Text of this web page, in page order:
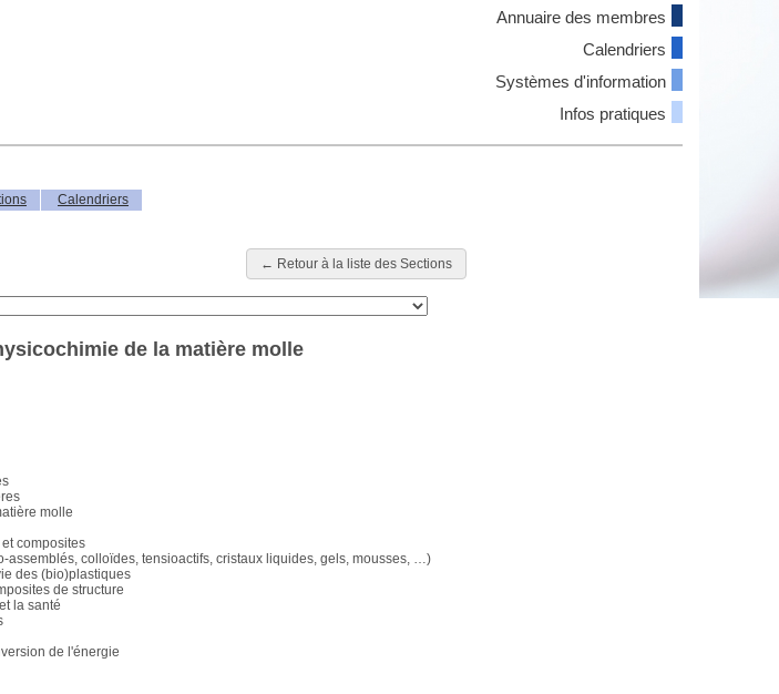
Annuaire des membres
Calendriers
Systèmes d'information
Infos pratiques
Calendriers
← Retour à la liste des Sections
de la matière molle
molle
composites
assemblés, colloïdes, tensioactifs, cristaux liquides, gels, mousses, …)
des (bio)plastiques
de structure
la santé
de l'énergie